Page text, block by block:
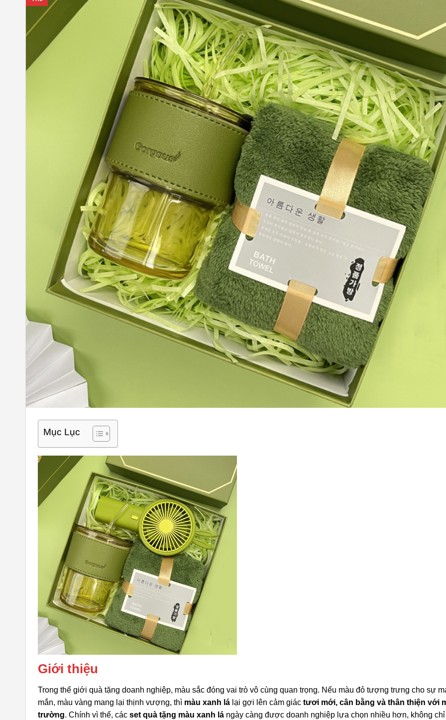
Mục Lục
Giới thiệu
Trong thế giới quà tặng doanh nghiệp, màu sắc đóng vai trò vô cùng quan trọng. Nếu màu đỏ tượng trưng cho sự
mắn, màu vàng mang lại thịnh vượng, thì màu xanh lá lại gợi lên cảm giác tươi mới, cân bằng và thân thiện với
trường. Chính vì thế, các set quà tặng màu xanh lá ngày càng được doanh nghiệp lựa chọn nhiều hơn, không